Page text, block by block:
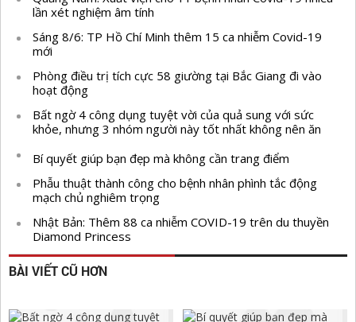
lần xét nghiệm âm tính
Sáng 8/6: TP Hồ Chí Minh thêm 15 ca nhiễm Covid-19
mới
Phòng điều trị tích cực 58 giường tại Bắc Giang đi vào
hoạt động
Bất ngờ 4 công dụng tuyệt vời của quả sung với sức
khỏe, nhưng 3 nhóm người này tốt nhất không nên ăn
Bí quyết giúp bạn đẹp mà không cần trang điểm
Phẫu thuật thành công cho bệnh nhân phình tắc động
mạch chủ nghiêm trọng
Nhật Bản: Thêm 88 ca nhiễm COVID-19 trên du thuyền
Diamond Princess
BÀI VIẾT CŨ HƠN